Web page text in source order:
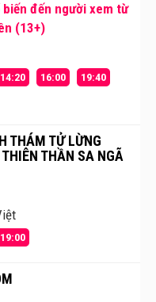
đến người xem từ
(13+)
14:20 16:00
19:40
THÁM TỬ LỪNG
THẦN SA NGÃ
19:00